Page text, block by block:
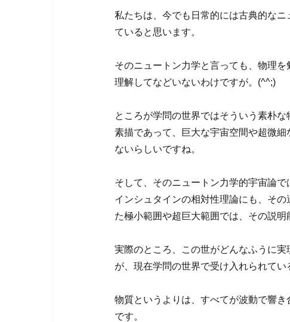
私たちは、今でも日常的には古典的な
ていると思います。
そのニュートン力学と言っても、物理
理解してなどいないわけですが。(^^;)
ところが学問の世界ではそういう素朴
素描であって、巨大な宇宙空間や超微
ないらしいですね。
そして、そのニュートン力学的宇宙論
インシュタインの相対性理論にも、そ
た極小範囲や超巨大範囲では、その説明
実際のところ、この世がどんなふうに
が、現在学問の世界で受け入れられてい
物質というよりは、すべてが波動で響
です。